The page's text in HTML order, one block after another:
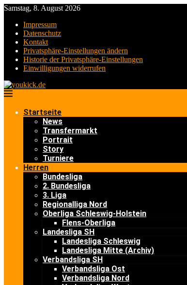
Samstag, 8. August 2026
Impressum
Datenschutz
Kontakt
Privatsphäre-Einstellungen ändern
Historie der Privatsphäre-Einstellungen
Einwilligungen widerrufen
Startseite
News
Transfermarkt
Portrait
Story
Turniere
Herren
Bundesliga
2. Bundesliga
3. Liga
Regionalliga Nord
Oberliga Schleswig-Holstein
Flens-Oberliga
Landesliga SH
Landesliga Schleswig
Landesliga Mitte (Archiv)
Verbandsliga SH
Verbandsliga Ost
Verbandsliga Nord